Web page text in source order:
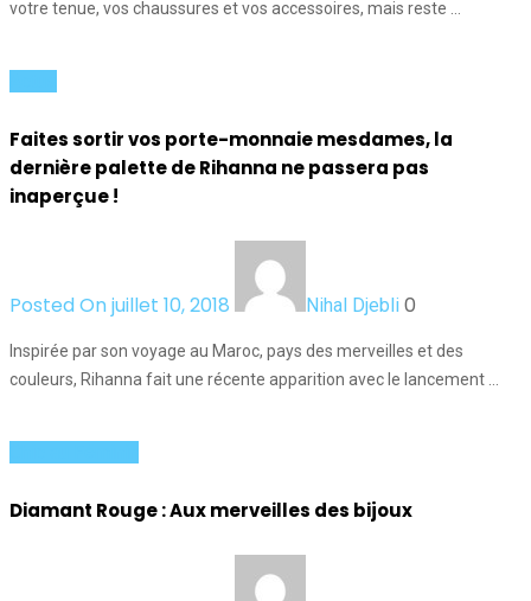
votre tenue, vos chaussures et vos accessoires, mais reste …
Faites sortir vos porte-monnaie mesdames, la
dernière palette de Rihanna ne passera pas
inaperçue !
Posted On juillet 10, 2018 Nihal Djebli 0
Inspirée par son voyage au Maroc, pays des merveilles et des
couleurs, Rihanna fait une récente apparition avec le lancement …
Diamant Rouge : Aux merveilles des bijoux